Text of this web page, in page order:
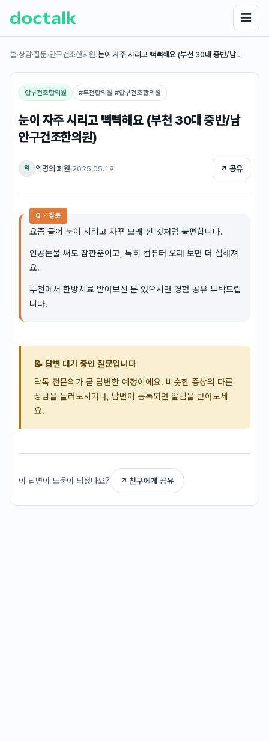
☰
홈›상담·질문›안구건조한의원›눈이 자주 시리고 뻑뻑해요 (부천 30대 중반/남…
안구건조한의원 #부천한의원 #안구건조한의원
눈이 자주 시리고 뻑뻑해요 (부천 30대 중반/남
안구건조한의원)
익 익명의 회원·2025.05.19 ↗ 공유
Q · 질문
요즘 들어 눈이 시리고 자꾸 모래 낀 것처럼 불편합니다.
인공눈물 써도 잠깐뿐이고, 특히 컴퓨터 오래 보면 더 심해져
요.
부천에서 한방치료 받아보신 분 있으시면 경험 공유 부탁드립
니다.
📝 답변 대기 중인 질문입니다
닥톡 전문의가 곧 답변할 예정이에요. 비슷한 증상의 다른
상담을 둘러보시거나, 답변이 등록되면 알림을 받아보세
요.
이 답변이 도움이 되셨나요? ↗ 친구에게 공유